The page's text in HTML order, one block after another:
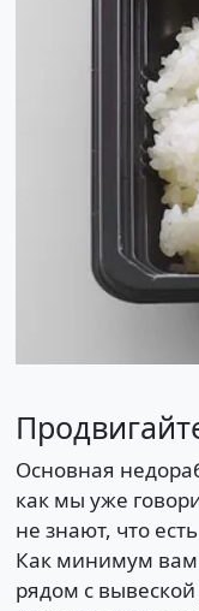
Основная
как мы уже
не знают, что
Как минимум вам
рядом с